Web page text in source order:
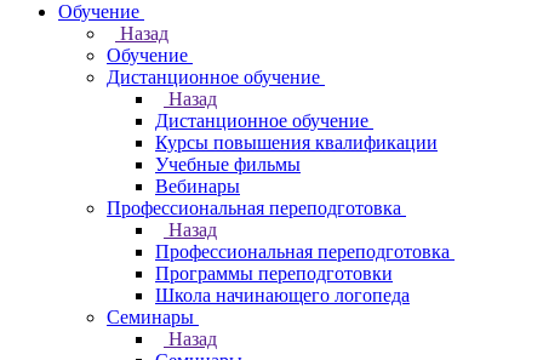
Обучение
Назад
Обучение
Дистанционное обучение
Назад
Дистанционное обучение
Курсы повышения квалификации
Учебные фильмы
Вебинары
Профессиональная переподготовка
Назад
Профессиональная переподготовка
Программы переподготовки
Школа начинающего логопеда
Семинары
Назад